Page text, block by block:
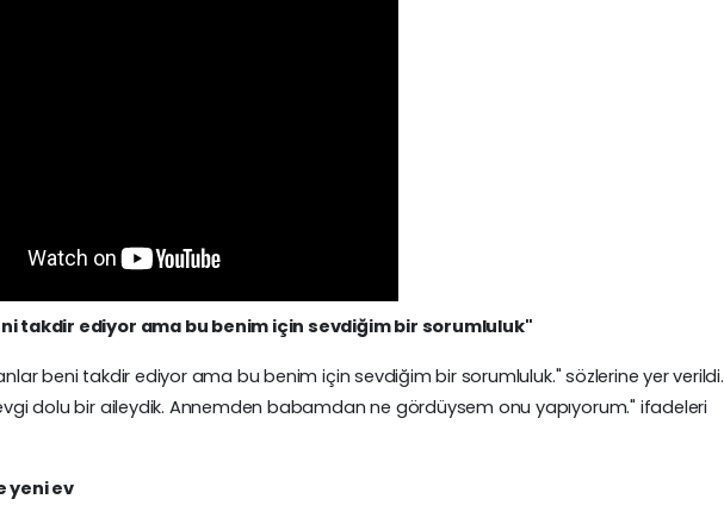
takdir ediyor ama bu benim için sevdiğim bir sorumluluk"
beni takdir ediyor ama bu benim için sevdiğim bir sorumluluk." sözlerine yer verildi.
dolu bir aileydik. Annemden babamdan ne gördüysem onu yapıyorum." ifadeleri
yeni ev